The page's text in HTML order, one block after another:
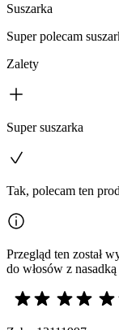
Suszarka
Super polecam
Zalety
Super suszarka
Tak, polecam ten
Przegląd ten został
do włosów z